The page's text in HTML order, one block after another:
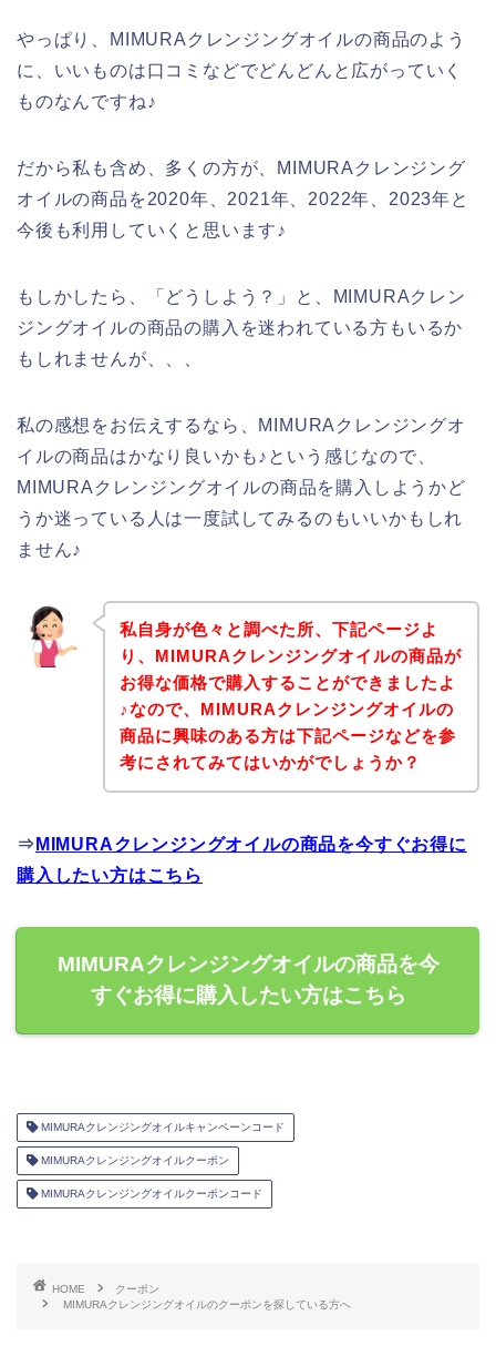
やっぱり、MIMURAクレンジングオイルの商品のよう
に、いいものは口コミなどでどんどんと広がっていく
ものなんですね♪
だから私も含め、多くの方が、MIMURAクレンジング
オイルの商品を2020年、2021年、2022年、2023年と
今後も利用していくと思います♪
もしかしたら、「どうしよう？」と、MIMURAクレン
ジングオイルの商品の購入を迷われている方もいるか
もしれませんが、、、
私の感想をお伝えするなら、MIMURAクレンジングオ
イルの商品はかなり良いかも♪という感じなので、
MIMURAクレンジングオイルの商品を購入しようかど
うか迷っている人は一度試してみるのもいいかもしれ
ません♪
私自身が色々と調べた所、下記ページよ
り、MIMURAクレンジングオイルの商品が
お得な価格で購入することができましたよ
♪なので、MIMURAクレンジングオイルの
商品に興味のある方は下記ページなどを参
考にされてみてはいかがでしょうか？
⇒ MIMURAクレンジングオイルの商品を今すぐお得に
購入したい方はこちら
MIMURAクレンジングオイルの商品を今
すぐお得に購入したい方はこちら
MIMURAクレンジングオイルキャンペーンコード
MIMURAクレンジングオイルクーポン
MIMURAクレンジングオイルクーポンコード
HOME
クーポン
MIMURAクレンジングオイルのクーポンを探している方へ